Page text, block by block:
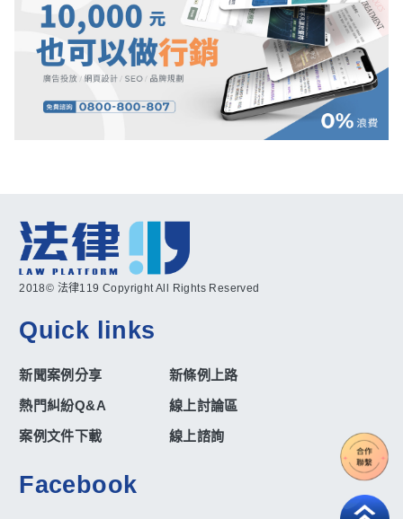
2018© 法律119 Copyright All Rights Reserved
Quick links
新聞案例分享
新條例上路
熱門糾紛Q&A
線上討論區
案例文件下載
線上諮詢
Facebook